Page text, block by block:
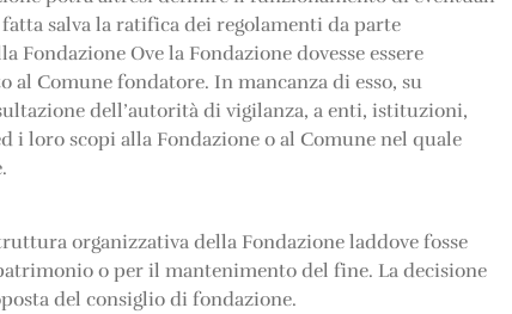
salva la ratifica dei regolamenti da parte
Fondazione Ove la Fondazione dovesse essere
al Comune fondatore. In mancanza di esso, su
dell’autorità di vigilanza, a enti, istituzioni,
i loro scopi alla Fondazione o al Comune nel quale
organizzativa della Fondazione laddove fosse
o per il mantenimento del fine. La decisione
del consiglio di fondazione.